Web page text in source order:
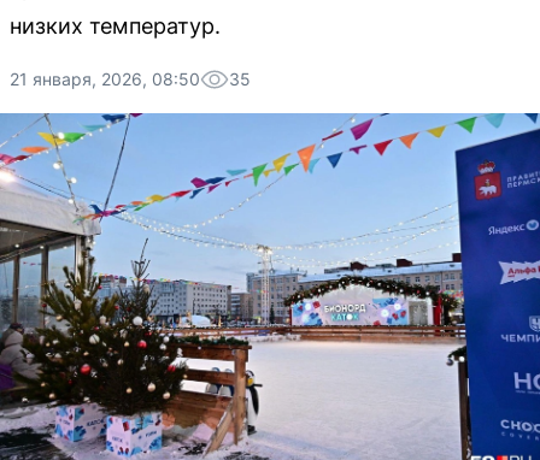
низких температур.
21 января, 2026, 08:50 35